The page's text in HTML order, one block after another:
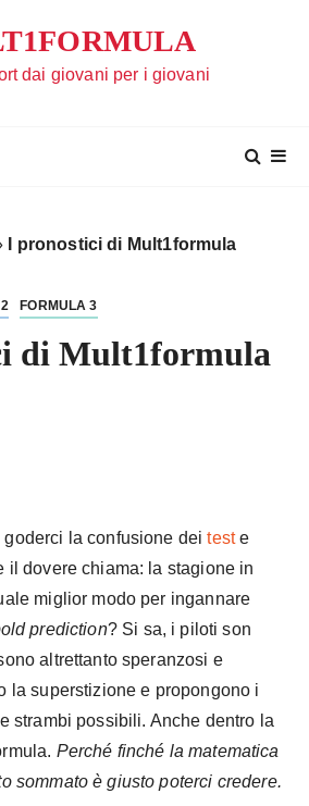
dai giovani per i giovani
I pronostici di Mult1formula
FORMULA 3
di Mult1formula
goderci la confusione deiteste
il dovere chiama: la stagione in
miglior modo per ingannare
prediction? Si sa, i piloti son
altrettanto speranzosi e
la superstizione e propongono i
strambi possibili. Anche dentro la
Perché finché la matematica
sommato è giusto poterci credere.